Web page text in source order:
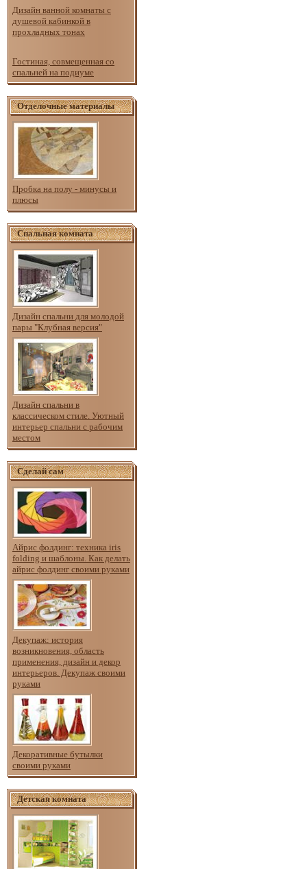
Дизайн ванной комнаты с
душевой кабинкой в
прохладных тонах
Гостиная, совмещенная со
спальней на подиуме
Отделочные материалы
Пробка на полу - минусы и
плюсы
Спальная комната
Дизайн спальни для молодой
пары "Клубная версия"
Дизайн спальни в
классическом стиле. Уютный
интерьер спальни с рабочим
местом
Сделай сам
Айрис фолдинг: техника iris
folding и шаблоны. Как делать
айрис фолдинг своими руками
Декупаж: история
возникновения, область
применения, дизайн и декор
интерьеров. Декупаж своими
руками
Декоративные бутылки
своими руками
Детская комната